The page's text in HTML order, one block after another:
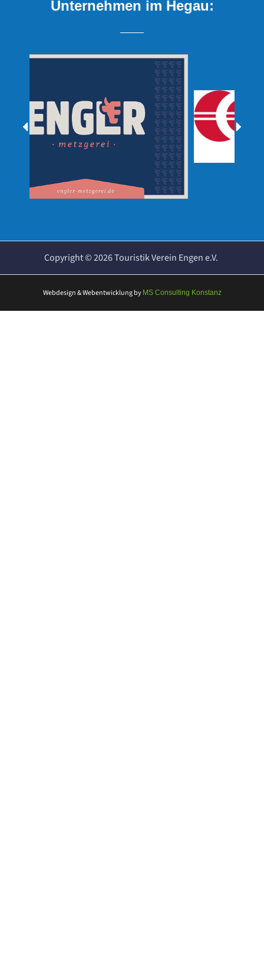
Unternehmen im Hegau:
Copyright ©2026Touristik Verein Engen e.V.
Webdesign & Webentwicklungby MS Consulting Konstanz